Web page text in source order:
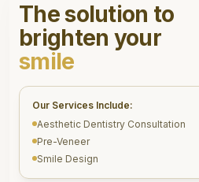
The solution to
brighten your
smile
Our Services Include:
Aesthetic Dentistry Consultation
Pre-Veneer
Smile Design